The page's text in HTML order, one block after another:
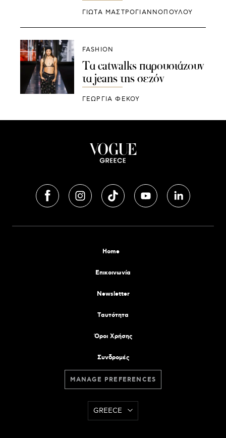
ΓΙΩΤΑ ΜΑΣΤΡΟΓΙΑΝΝΟΠΟΥΛΟΥ
FASHION
Τα catwalks παρουσιάζουν
τα jeans της σεζόν
ΓΕΩΡΓΙΑ ΦΕΚΟΥ
Home
Επικοινωνία
Newsletter
Tαυτότητα
Όροι Χρήσης
Συνδρομές
MANAGE PREFERENCES
GREECE